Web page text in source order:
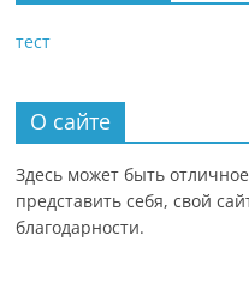
тест
О сайте
Здесь может быть
представить себя, свой
благодарности.